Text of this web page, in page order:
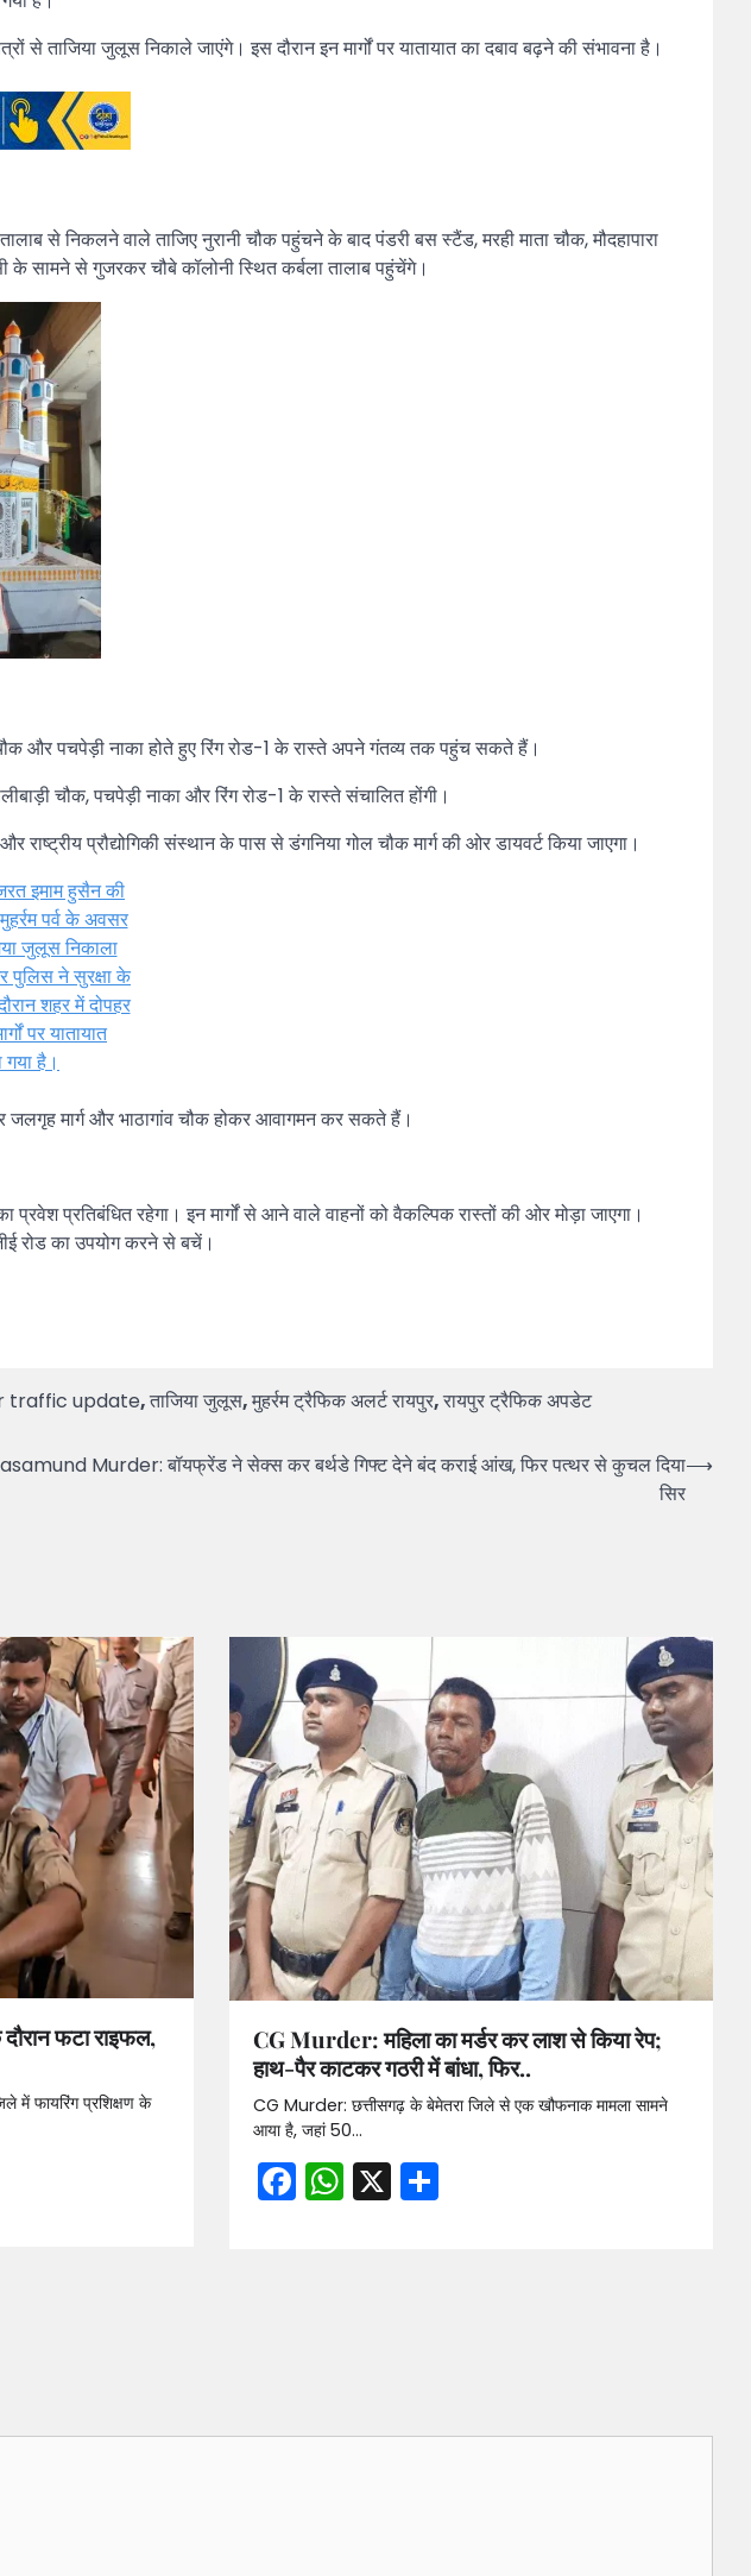
से ताजिया जुलूस निकाले जाएंगे। इस दौरान इन मार्गों पर यातायात का दबाव बढ़ने की संभावना है।
से निकलने वाले ताजिए नुरानी चौक पहुंचने के बाद पंडरी बस स्टैंड, मरही माता चौक, मौदहापारा
के सामने से गुजरकर चौबे कॉलोनी स्थित कर्बला तालाब पहुंचेंगे।
और पचपेड़ी नाका होते हुए रिंग रोड-1 के रास्ते अपने गंतव्य तक पहुंच सकते हैं।
चौक, पचपेड़ी नाका और रिंग रोड-1 के रास्ते संचालित होंगी।
प्रौद्योगिकी संस्थान के पास से डंगनिया गोल चौक मार्ग की ओर डायवर्ट किया जाएगा।
जलगृह मार्ग और भाठागांव चौक होकर आवागमन कर सकते हैं।
प्रतिबंधित रहेगा। इन मार्गों से आने वाले वाहनों को वैकल्पिक रास्तों की ओर मोड़ा जाएगा।
रोड का उपयोग करने से बचें।
traffic update,ताजिया जुलूस,मुहर्रम ट्रैफिक अलर्ट रायपुर,रायपुर ट्रैफिक अपडेट
Murder: बॉयफ्रेंड ने सेक्स कर बर्थडे गिफ्ट देने बंद कराई आंख, फिर पत्थर से कुचल दिया
सिर
⟶
फटा राइफल,
फायरिंग प्रशिक्षण के
CG Murder: महिला का मर्डर कर लाश से किया रेप;
हाथ-पैर काटकर गठरी में बांधा, फिर..
CG Murder: छत्तीसगढ़ के बेमेतरा जिले से एक खौफनाक मामला सामने
आया है, जहां 50…
Facebook
WhatsApp
X